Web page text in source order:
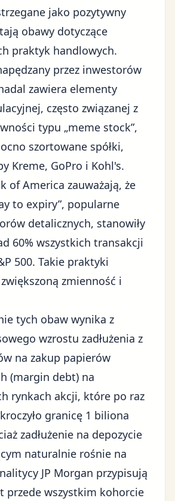
jako pozytywny
obawy dotyczące
praktyk handlowych.
przez inwestorów
zawiera elementy
często związanej z
typu „meme stock”,
szortowane spółki,
Kreme, GoPro i Kohl's.
of America zauważają, że
to expiry”, popularne
detalicznych, stanowiły
60% wszystkich transakcji
500. Takie praktyki
zmienność i
tych obaw wynika z
wzrostu zadłużenia z
na zakup papierów
(margin debt) na
rynkach akcji, które po raz
granicę 1 biliona
zadłużenie na depozycie
naturalnie rośnie na
JP Morgan przypisują
przede wszystkim kohorcie